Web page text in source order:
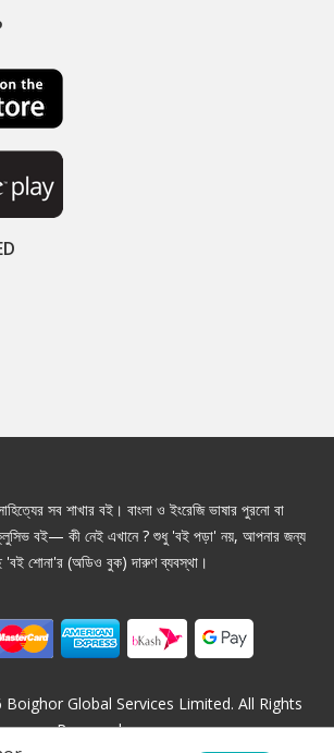
সব শাখার বই। বাংলা ও ইংরেজি ভাষার পুরনো বা
বই— কী নেই এখানে ? শুধু 'বই পড়া' নয়, আপনার জন্য
'বই শোনা'র (অডিও বুক) দারুণ ব্যবস্থা।
Boighor Global Services Limited. All Rights
Reserved.